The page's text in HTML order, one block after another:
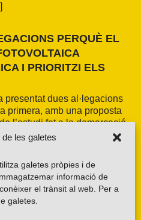
les galetes
galetes pròpies i de
informació de
el trànsit al web. Per a
galetes
PERQUÈ EL
I PRIORITZI ELS
presentat dues al·legacions
primera, amb una proposta
l’estudi fet a la demarcació
els criteris a tot el